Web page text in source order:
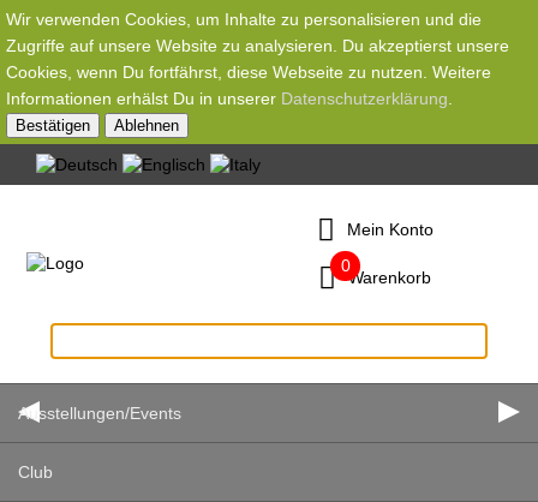
Wir verwenden Cookies, um Inhalte zu personalisieren und die
Zugriffe auf unsere Website zu analysieren. Du akzeptierst unsere
Cookies, wenn Du fortfährst, diese Webseite zu nutzen. Weitere
Informationen erhälst Du in unserer Datenschutzerklärung
Bestätigen Ablehnen
Mein Konto
0
Warenkorb
Ausstellungen/Events
Club